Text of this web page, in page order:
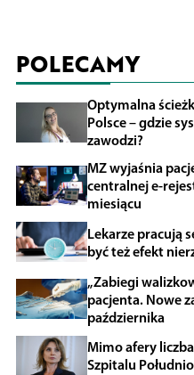
POLECAMY
Optymalna
Polsce – gdzie
zawodzi?
MZ wyjaśnia
centralnej e-
miesiącu
Lekarze pracują
być też efekt
„Zabiegi
pacjenta. Nowe
października
Mimo afery
Szpitalu